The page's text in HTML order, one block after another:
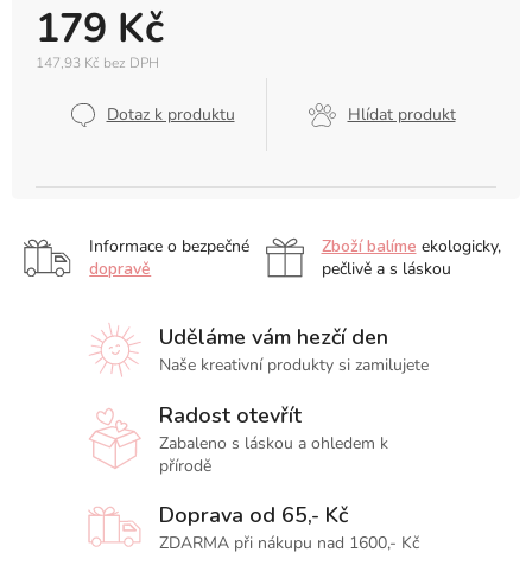
179 Kč
147,93 Kč bez DPH
Dotaz k produktu Hlídat produkt
Informace o bezpečné
dopravě
Zboží balíme ekologicky,
pečlivě a s láskou
Uděláme vám hezčí den
Naše kreativní produkty si zamilujete
Radost otevřít
Zabaleno s láskou a ohledem k
přírodě
Doprava od 65,- Kč
ZDARMA při nákupu nad 1600,- Kč